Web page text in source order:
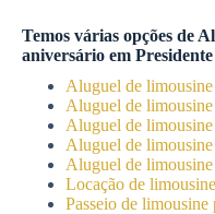
Temos várias opções de
aniversário em
Aluguel de
Aluguel de
Aluguel de
Aluguel de
Aluguel de limousine
Locação de
Passeio de